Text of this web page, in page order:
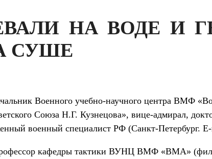
НА ВОДЕ И
СУШЕ
Военного учебно-научного центра ВМФ
Союза Н.Г. Кузнецова», вице-адмирал,
военный специалист РФ (Санкт-Петербург.
кафедры тактики ВУНЦ ВМФ «ВМА»